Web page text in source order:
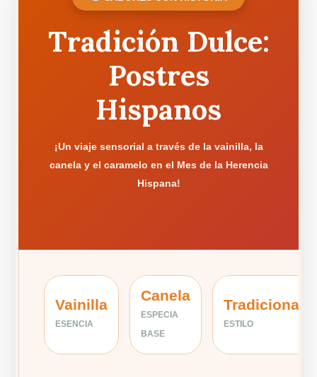
Tradición Dulce:
Postres
Hispanos
¡Un viaje sensorial a través de la vainilla, la
canela y el caramelo en el Mes de la Herencia
Hispana!
Vainilla
ESENCIA
Canela
ESPECIA
BASE
Tradicional
ESTILO